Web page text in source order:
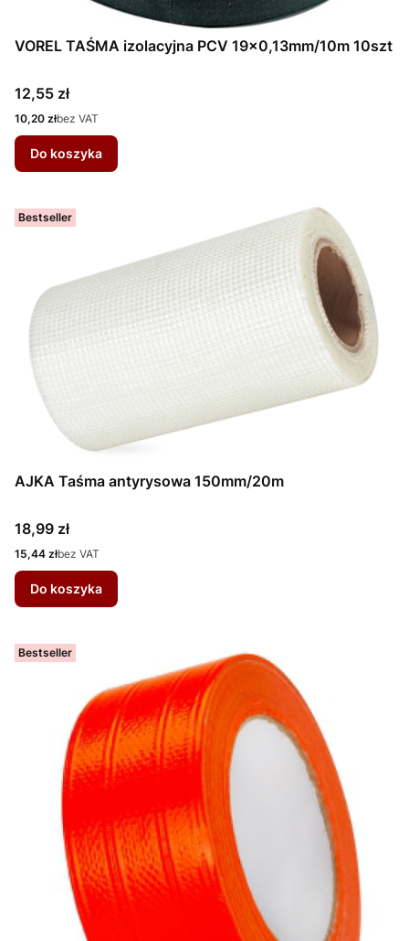
VOREL TAŚMA izolacyjna PCV 19x0,13mm/10m 10szt
Cena
12,55 zł
Cena
10,20 złbez VAT
Do koszyka
Bestseller
AJKA Taśma antyrysowa 150mm/20m
Cena
18,99 zł
Cena
15,44 złbez VAT
Do koszyka
Bestseller